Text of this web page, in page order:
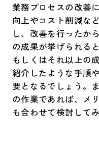
業務プロセスの改善
向上やコスト削減な
し、改善を行ったか
の成果が挙げられる
もしくはそれ以上の
紹介したような手順
要となるでしょう。
の作業であれば、メ
も合わせて検討して